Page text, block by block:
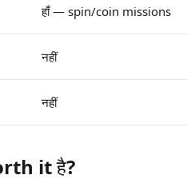
हाँ — spin/coin missions
नहीं
नहीं
it है?